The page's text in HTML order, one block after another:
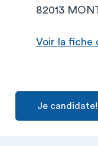
82013
Voir la fiche
Je candidate!